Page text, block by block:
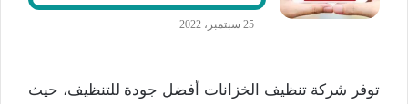
25 سبتمبر، 2022
توفر شركة تنظيف الخزانات أفضل جودة للتنظيف، حيث